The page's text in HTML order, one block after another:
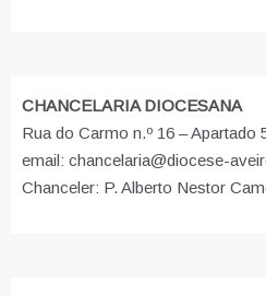
CHANCELARIA DIOCESANA
Rua do Carmo n.º 16 – Apartado
email: chancelaria@diocese-
Chanceler: P. Alberto Nestor